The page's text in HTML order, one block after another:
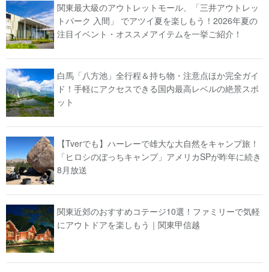
関東最大級のアウトレットモール、「三井アウトレッ
トパーク 入間」 でアツイ夏を楽しもう！2026年夏の
注目イベント・オススメアイテムを一挙ご紹介！
白馬「八方池」全行程＆持ち物・注意点ほか完全ガイ
ド！手軽にアクセスできる国内最高レベルの絶景スポ
ット
【Tverでも】ハーレーで雄大な大自然をキャンプ旅！
「ヒロシのぼっちキャンプ」アメリカSPが昨年に続き
8月放送
関東近郊のおすすめコテージ10選！ファミリーで気軽
にアウトドアを楽しもう｜関東甲信越